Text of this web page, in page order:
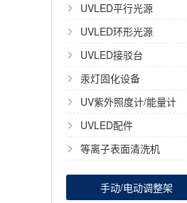
UVLED平行光源
UVLED环形光源
UVLED接驳台
汞灯固化设备
UV紫外照度计/能量计
UVLED配件
等离子表面清洗机
手动/电动调整架